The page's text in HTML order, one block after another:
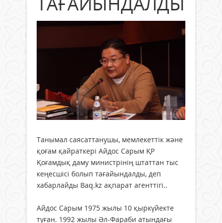
Танымал саясаттанушы, мемлекеттік және
қоғам қайраткері Айдос Сарым ҚР
Қоғамдық даму министрінің штаттан тыс
кеңесшісі болып тағайындалды, деп
хабарлайды Baq.kz ақпарат агенттігі..
Айдос Сарым 1975 жылы 10 қыркүйекте
туған. 1992 жылы Әл-Фараби атындағы